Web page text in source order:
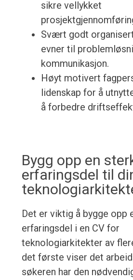
sikre vellykket
Svært godt
evner til
kommunikasjon.
Høyt motivert
lidenskap for å
å forbedre
Bygg opp en
erfaringsdel til
Det er viktig å bygge opp
erfaringsdel i en CV for
teknologiarkitekter av
det første viser det
søkeren har den